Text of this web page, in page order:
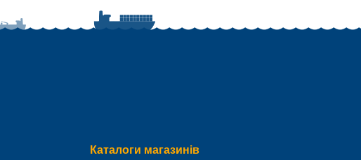
Каталоги магазинів